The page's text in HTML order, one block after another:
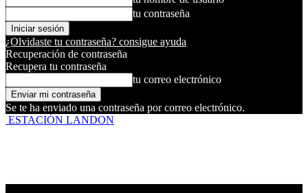
tu contraseña
¿Olvidaste tu contraseña? consigue ayuda
Recuperación de contraseña
Recupera tu contraseña
tu correo electrónico
Se te ha enviado una contraseña por correo electrónico.
ESTACIÓN LANDON